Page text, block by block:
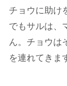
チョウに助け
でもサルは、
ん。チョウは
を連れてきま